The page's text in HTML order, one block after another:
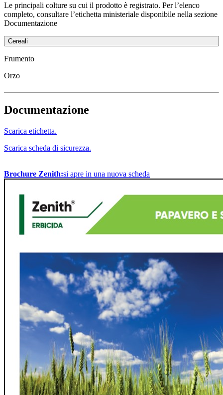
Le principali colture su cui il prodotto è registrato. Per l’elenco
completo, consultare l’etichetta ministeriale disponibile nella sezione
Documentazione
Cereali
Frumento
Orzo
Documentazione
Scarica etichetta.
Scarica scheda di sicurezza.
Brochure Zenith:si apre in una nuova scheda